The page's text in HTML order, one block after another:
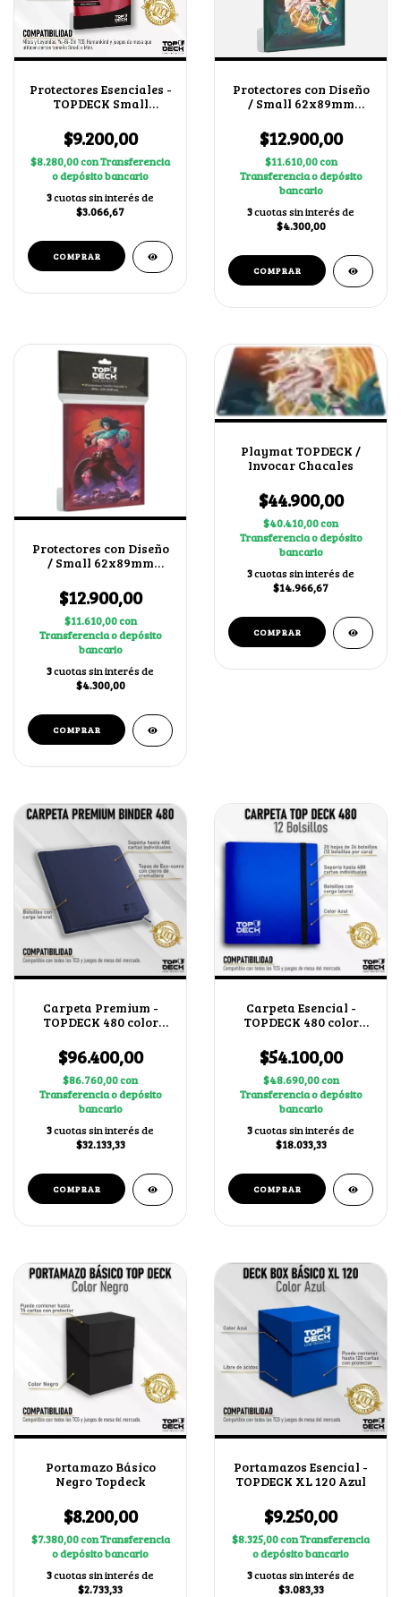
Protectores Esenciales -
TOPDECK Small
$9.200,00
$8.280,00conTransferencia
o depósito bancario
3cuotas sin interés de
$3.066,67
Protectores con Diseño
/ Small 62x89mm
$12.900,00
$11.610,00con
Transferencia o depósito
bancario
3cuotas sin interés de
$4.300,00
Protectores con Diseño
/ Small 62x89mm
$12.900,00
$11.610,00con
Transferencia o depósito
bancario
3cuotas sin interés de
$4.300,00
Playmat TOPDECK /
Invocar Chacales
$44.900,00
$40.410,00con
Transferencia o depósito
bancario
3cuotas sin interés de
$14.966,67
Carpeta Premium -
TOPDECK 480 color
$96.400,00
$86.760,00con
Transferencia o depósito
bancario
3cuotas sin interés de
$32.133,33
Carpeta Esencial -
TOPDECK 480 color
$54.100,00
$48.690,00con
Transferencia o depósito
bancario
3cuotas sin interés de
$18.033,33
Portamazo Básico
Negro Topdeck
$8.200,00
$7.380,00conTransferencia
o depósito bancario
3cuotas sin interés de
$2.733,33
Portamazos Esencial -
TOPDECK XL 120 Azul
$9.250,00
$8.325,00conTransferencia
o depósito bancario
3cuotas sin interés de
$3.083,33